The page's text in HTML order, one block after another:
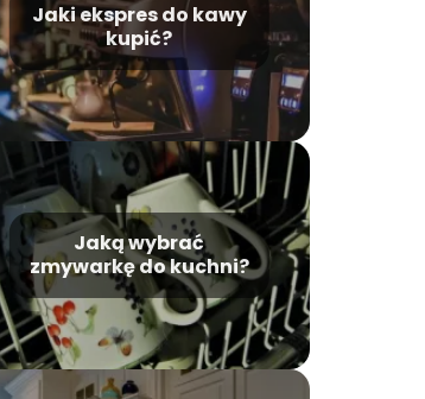
Jaki ekspres do kawy
kupić?
Jaką wybrać
zmywarkę do kuchni?